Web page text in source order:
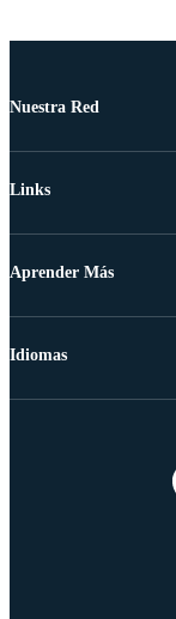
Nuestra Red
Links
Aprender Más
Idiomas